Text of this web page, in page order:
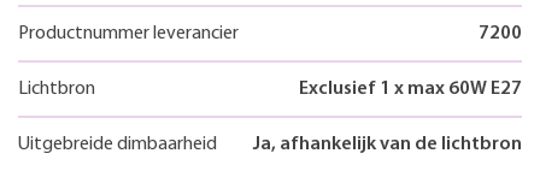
Productnummer leverancier 7200
Lichtbron Exclusief 1 x max 60W E27
Uitgebreide dimbaarheid Ja, afhankelijk van de lichtbron